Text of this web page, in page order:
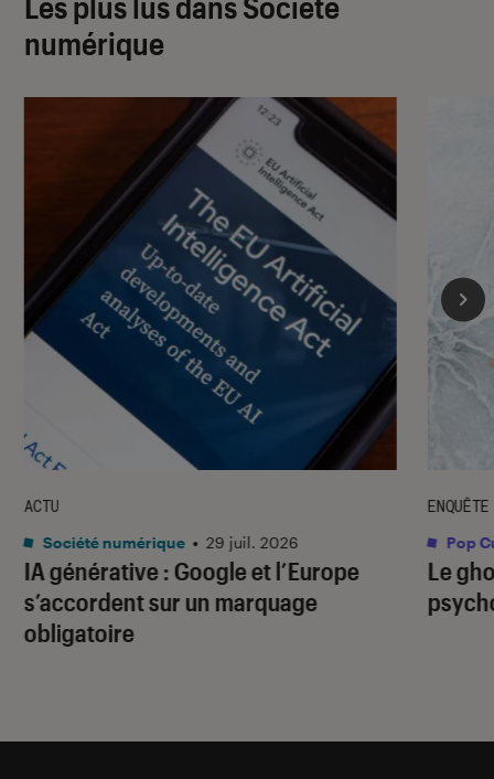
numérique
IA générative : Google et l’Europe
s’accordent sur un marquage
obligatoire
ACTU
Société numérique • 29 juil. 2026
Le
ENQUÊTE
Pop